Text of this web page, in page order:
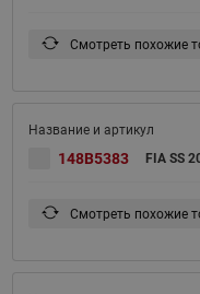
Смотреть похожие
148B5383 FIA SS
Смотреть похожие